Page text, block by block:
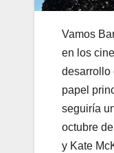
Vamos
en los
desarrollo
papel
seguiría
octubre
y Kate